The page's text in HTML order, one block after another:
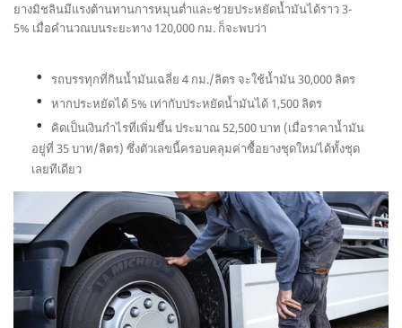
ยางมิชลินมีแรงต้านทานการหมุนต่ำและช่วยประหยัดน้ำมันได้ราว 3-
5% เมื่อคำนวณบนระยะทาง 120,000 กม. ก็จะพบว่า
รถบรรทุกที่กินน้ำมันเฉลี่ย 4 กม./ลิตร จะใช้น้ำมัน 30,000 ลิตร
หากประหยัดได้ 5% เท่ากับประหยัดน้ำมันได้ 1,500 ลิตร
คิดเป็นเงินกำไรที่เพิ่มขึ้น ประมาณ 52,500 บาท (เมื่อราคาน้ำมัน
อยู่ที่ 35 บาท/ลิตร) ซึ่งตัวเลขนี้ครอบคลุมค่าซื้อยางชุดใหม่ได้ทั้งชุด
เลยทีเดียว